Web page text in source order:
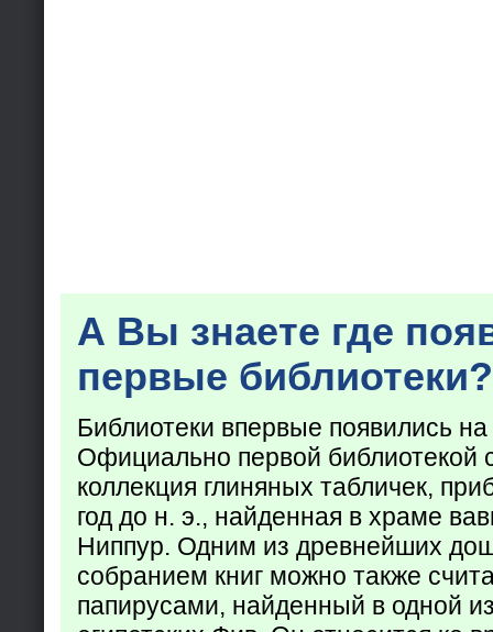
А Вы знаете где
первые библиотеки?
Библиотеки впервые появились
Официально первой библиотекой
коллекция глиняных табличек,
год до н. э., найденная в храме
Ниппур. Одним из древнейших
собранием книг можно также
папирусами, найденный в одной